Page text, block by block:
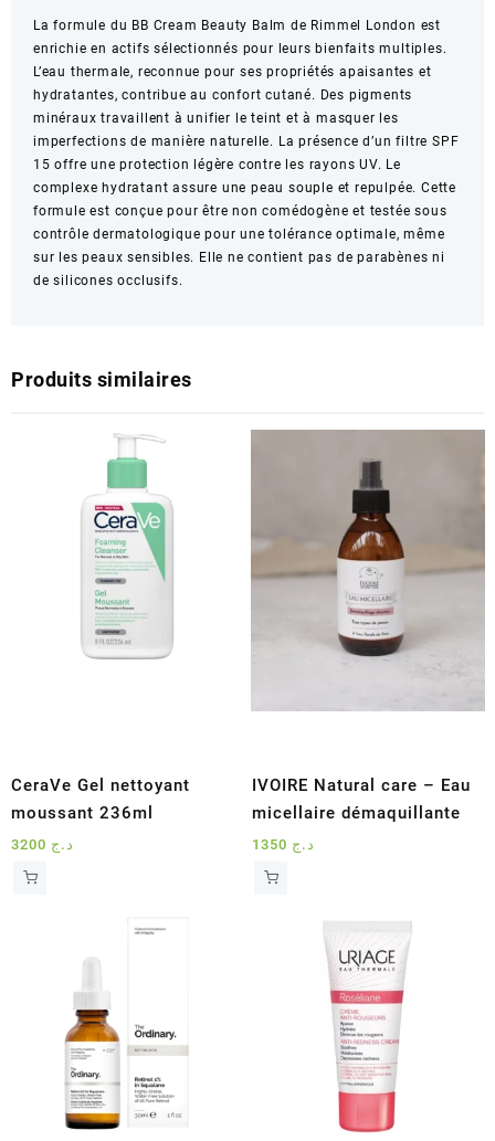
La formule du BB Cream Beauty Balm de Rimmel London est
enrichie en actifs sélectionnés pour leurs bienfaits multiples.
L’eau thermale, reconnue pour ses propriétés apaisantes et
hydratantes, contribue au confort cutané. Des pigments
minéraux travaillent à unifier le teint et à masquer les
imperfections de manière naturelle. La présence d’un filtre SPF
15 offre une protection légère contre les rayons UV. Le
complexe hydratant assure une peau souple et repulpée. Cette
formule est conçue pour être non comédogène et testée sous
contrôle dermatologique pour une tolérance optimale, même
sur les peaux sensibles. Elle ne contient pas de parabènes ni
de silicones occlusifs.
Produits similaires
CeraVe Gel nettoyant
moussant 236ml
د.ج
IVOIRE Natural care – Eau
micellaire démaquillante
د.ج